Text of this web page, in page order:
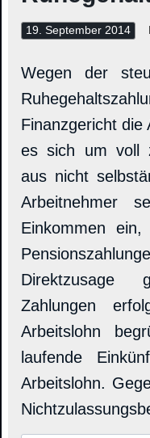
19. September 2014
Wegen der
Finanzgericht
es sich um voll
aus nicht
Arbeitnehmer
Einkommen
Direktzusage
Zahlungen
Arbeitslohn
laufende
Arbeitslohn.